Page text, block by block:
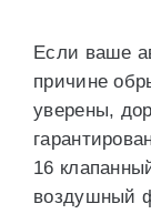
Если ваше
причине
уверены,
16
воздушный